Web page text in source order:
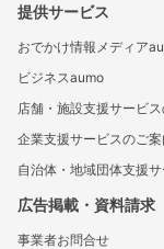
提供サービス
おでかけ情報メディア
ビジネスaumo
店舗・施設支援サービ
企業支援サービスのご案
自治体・地域団体支援
広告掲載・資料請求
事業者お問合せ